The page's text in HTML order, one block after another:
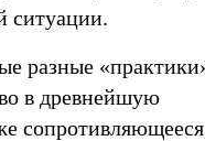
ситуации.
разные
в древнейшую